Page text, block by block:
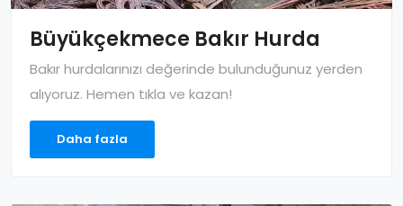
Büyükçekmece Bakır Hurda
Bakır hurdalarınızı değerinde bulunduğunuz yerden
alıyoruz. Hemen tıkla ve kazan!
Daha fazla